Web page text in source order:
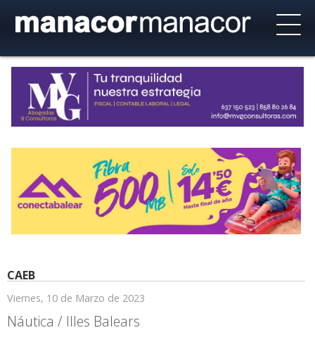
CAEB
Viernes, 10 de Marzo de 2023
Náutica / Illes Balears